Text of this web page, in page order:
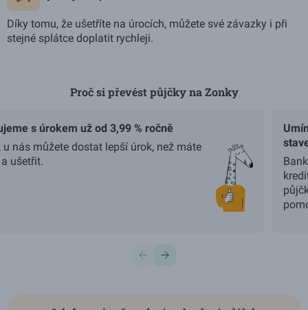
Díky tomu, že ušetříte na úrocích, můžete své závazky i při
stejné splátce doplatit rychleji.
Proč si převést půjčky na Zonky
s úrokem už od 3,99 % ročně
u nás můžete dostat lepší úrok, než máte
ušetřit.